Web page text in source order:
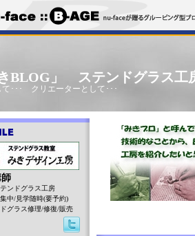
きBLOG」 ステンドグラス工
て･･･ クリエーターとして･･･
ンドグラス工房
集中/見学随時(要予約)
ドグラス修理/修復/販売